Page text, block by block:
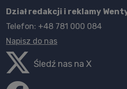
Dział redakcji i reklamy
Telefon: +48 781 000 084
Napisz do nas
Śledź nas na X